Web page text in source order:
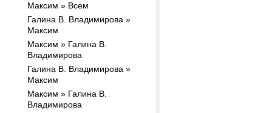
Максим » Всем
Галина В. Владимирова »
Максим
Максим » Галина В.
Владимирова
Галина В. Владимирова »
Максим
Максим » Галина В.
Владимирова